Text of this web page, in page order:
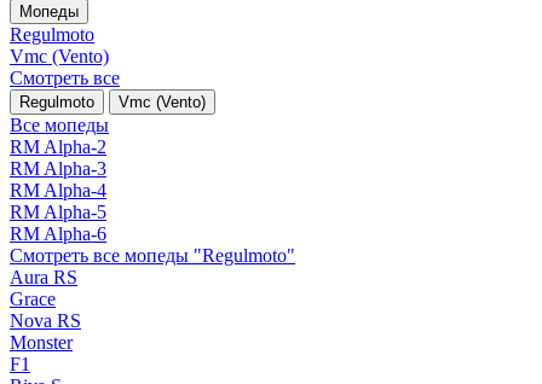
Мопеды
Regulmoto
Vmc (Vento)
Смотреть все
Regulmoto Vmc (Vento)
Все мопеды
RM Alpha-2
RM Alpha-3
RM Alpha-4
RM Alpha-5
RM Alpha-6
Смотреть все мопеды "Regulmoto"
Aura RS
Grace
Nova RS
Monster
F1